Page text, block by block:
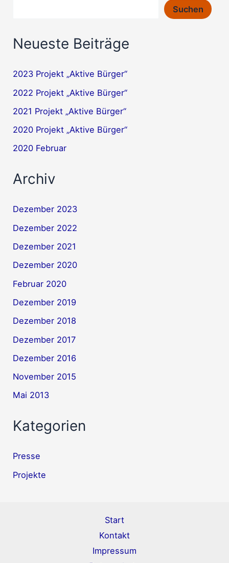
Suchen
Neueste Beiträge
2023 Projekt „Aktive Bürger“
2022 Projekt „Aktive Bürger“
2021 Projekt „Aktive Bürger“
2020 Projekt „Aktive Bürger“
2020 Februar
Archiv
Dezember 2023
Dezember 2022
Dezember 2021
Dezember 2020
Februar 2020
Dezember 2019
Dezember 2018
Dezember 2017
Dezember 2016
November 2015
Mai 2013
Kategorien
Presse
Projekte
Start
Kontakt
Impressum